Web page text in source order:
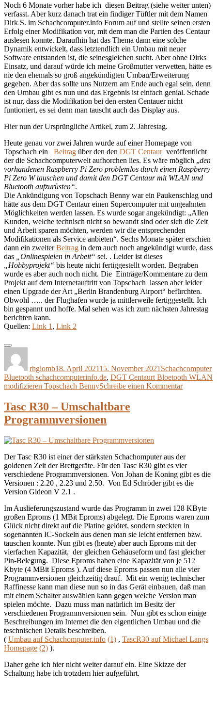
Noch 6 Monate vorher habe ich diesen Beitrag (siehe weiter unten)
verfasst. Aber kurz danach trat ein findiger Tüftler mit dem Namen
Dirk S. im Schachcomputer.info Forum auf und stellte seinen ersten
Erfolg einer Modifikation vor, mit dem man die Partien des Centaur
auslesen konnte. Daraufhin hat das Thema dann eine solche
Dynamik entwickelt, dass letztendlich ein Umbau mit neuer
Software entstanden ist, die seinesgleichen sucht. Aber ohne Dirks
Einsatz, und darauf würde ich meine Großmutter verwetten, hätte es
nie den ehemals so groß angekündigten Umbau/Erweiterung
gegeben. Aber das sollte uns Nutzern am Ende auch egal sein, denn
den Umbau gibt es nun und das Ergebnis ist einfach genial. Schade
ist nur, dass die Modifikation bei den ersten Centauer nicht
funtioniert, es sei denn man tauscht auch das Display aus.
Hier nun der Ursprüngliche Artikel, zum 2. Jahrestag.
Heute genau vor zwei Jahren wurde auf einer Homepage von
Topschach ein Beitrag über den den DGT Centaurveröffentlicht
der die Schachcomputerwelt aufhorchen lies. Es wäre möglich „den
vorhandenen Raspberry Pi Zero problemlos durch einen Raspberry
Pi Zero W tauschen und damit den DGT Centaur mit WLAN und
Bluetooth aufzurüsten“.
Die Ankündigung von Topschach Benny war ein Paukenschlag und
hätte aus dem DGT Centaur einen Supercomputer mit ungeahnten
Möglichkeiten werden lassen. Es wurde sogar angekündigt: „Allen
Kunden, welche technisch nicht so bewandt sind oder sich die Zeit
und Arbeit sparen möchten, werden wir die entsprechenden
Modifikationen als Service anbieten“. Sechs Monate später erschien
dann ein zweiterBeitrag in dem auch noch angekündigt wurde, dass
das
„Onlinespielen in Arbeit“ sei. . Leider ist dieses
„Hobbyprojekt“ bis heute nicht fertiggestellt worden. Begraben
wurde es aber auch noch nicht. Die Einträge/Kommentare zu dem
Projekt auf dem Internetauftritt von Topschach lassen aber leider
einen Upgrade der Art „Berlin Brandenburg Airport“ befürchten.
Obwohl ….. der Flughafen wurde ja mittlerweile fertiggestellt. Ich
bin gespannt und hoffe. Mal sehen was ich zum nächsten Jahrestag
berichten kann.
Quellen: Link 1 , Link 2
rhglomb18. April 202115. November 2021 Schachcomputer
Bluetooth schachcomputerinfo.de, DGT Centaurt Bloetooth WLAN
modifizieren Topschach BennySchreibe einen Kommentarzu
Tasc R30 – Umschaltbare
Programmversionen
Der Tasc R30 ist einer der stärksten Schachomputer aus der
goldenen Zeit der Brettgeräte. Für den Tasc R30 gibt es vier
verschiedene Programmversionen. Von Johan de Koning gibt es die
Versionen : 2.20 , 2.23 und 2.50. Von Ed Schröder gibt es die
Version Gideon V 2.1 .
Im Auslieferungszustand wurde das Programm in zwei 128 KByte
großen Eproms (1 MBit Eproms) abgelegt. Die Eproms waren zum
Glück nicht direkt auf die Platine gelötet, sondern steckten in
sogenannten IC-Sockeln aus denen man sie leicht entfernen bzw.
tauschen konnte. Nun gibt es (heute) aber auch Eproms mit der
vierfachen Kapazität, der gleichen Gehäuseform und fast gleicher
Pin-Belegung. Diese Eproms haben eine Kapazität von je 512
Kbyte (4 MBit Eproms ). Auf diese Eproms passen nun alle vier
Programmversionen gleichzeitig drauf. Mit ein wenig technischer
Raffinesse kann man diese nun so in das Gerät einbauen, daß man
mit einem Schalter auswählen kann gegen welche Version man
spielen möchte. Dazu muss man natürlich im Besitz der
verschiedenen Programmversionen sein. Nun gibt es schon einige
Beschreibungen im Internet die den eigentlichen Umbau und die
teschnischen Details beschreiben.
( Umbau auf Schachomputer.info (1) , TascR30 auf Michael Langs
Homepage (2) ).
Daher gehe ich hier nicht weiter darauf ein. Eine Skizze der
Schaltung habe ich trotzdem hier aufgeführt.